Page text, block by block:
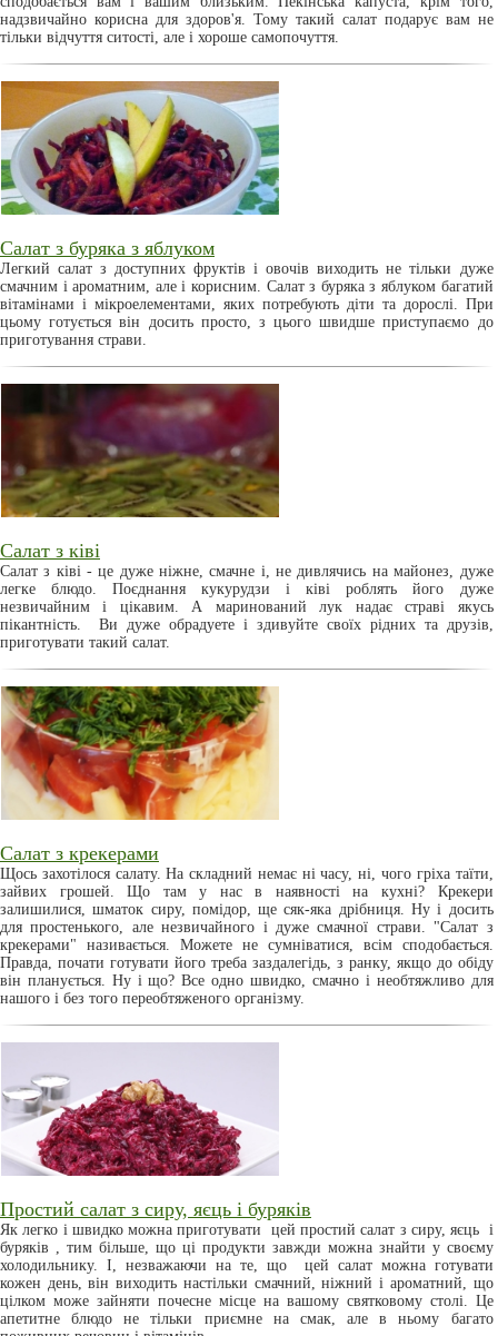
надзвичайно корисна для здоров'я. Тому такий салат подарує вам не
тільки відчуття ситості, але і хороше самопочуття.
Салат з буряка з яблуком
Легкий салат з доступних фруктів і овочів виходить не тільки дуже
смачним і ароматним, але і корисним. Салат з буряка з яблуком багатий
вітамінами і мікроелементами, яких потребують діти та дорослі. При
цьому готується він досить просто, з цього швидше приступаємо до
приготування страви.
Салат з ківі
Салат з ківі - це дуже ніжне, смачне і, не дивлячись на майонез, дуже
легке блюдо. Поєднання кукурудзи і ківі роблять його дуже
незвичайним і цікавим. А маринований лук надає страві якусь
пікантність. Ви дуже обрадуете і здивуйте своїх рідних та друзів,
приготувати такий салат.
Салат з крекерами
Щось захотілося салату. На складний немає ні часу, ні, чого гріха таїти,
зайвих грошей. Що там у нас в наявності на кухні? Крекери
залишилися, шматок сиру, помідор, ще сяк-яка дрібниця. Ну і досить
для простенького, але незвичайного і дуже смачної страви. "Салат з
крекерами" називається. Можете не сумніватися, всім сподобається.
Правда, почати готувати його треба заздалегідь, з ранку, якщо до обіду
він планується. Ну і що? Все одно швидко, смачно і необтяжливо для
нашого і без того переобтяженого організму.
Простий салат з сиру, яєць і буряків
Як легко і швидко можна приготувати цей простий салат з сиру, яєць і
буряків , тим більше, що ці продукти завжди можна знайти у своєму
холодильнику. І, незважаючи на те, що цей салат можна готувати
кожен день, він виходить настільки смачний, ніжний і ароматний, що
цілком може зайняти почесне місце на вашому святковому столі. Це
апетитне блюдо не тільки приємне на смак, але в ньому багато